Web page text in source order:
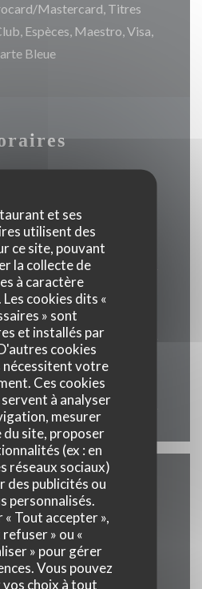
et ses
utilisent des
ce site, pouvant
la collecte de
à caractère
cookies dits «
» sont
et installés par
cookies
votre
Ces cookies
à analyser
mesurer
du site, proposer
(ex : en
réseaux sociaux)
des publicités ou
personnalisés.
« Tout accepter »,
refuser » ou «
» pour gérer
Vous pouvez
choix à tout
Mastercard, Titres
Espèces, Maestro, Visa,
Bleue
Lundi
Fermé
-Sam
- 20h00
Fermé
Métro
500m